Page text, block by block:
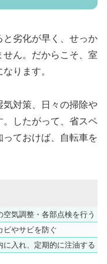
と劣化が早く、せっか
せん。だからこそ、室
ります。
気対策、日々の掃除や
したがって、省スペ
ておけば、自転車を
気調整・各部点検を行う
ビやサビを防ぐ
入れ、定期的に注油する